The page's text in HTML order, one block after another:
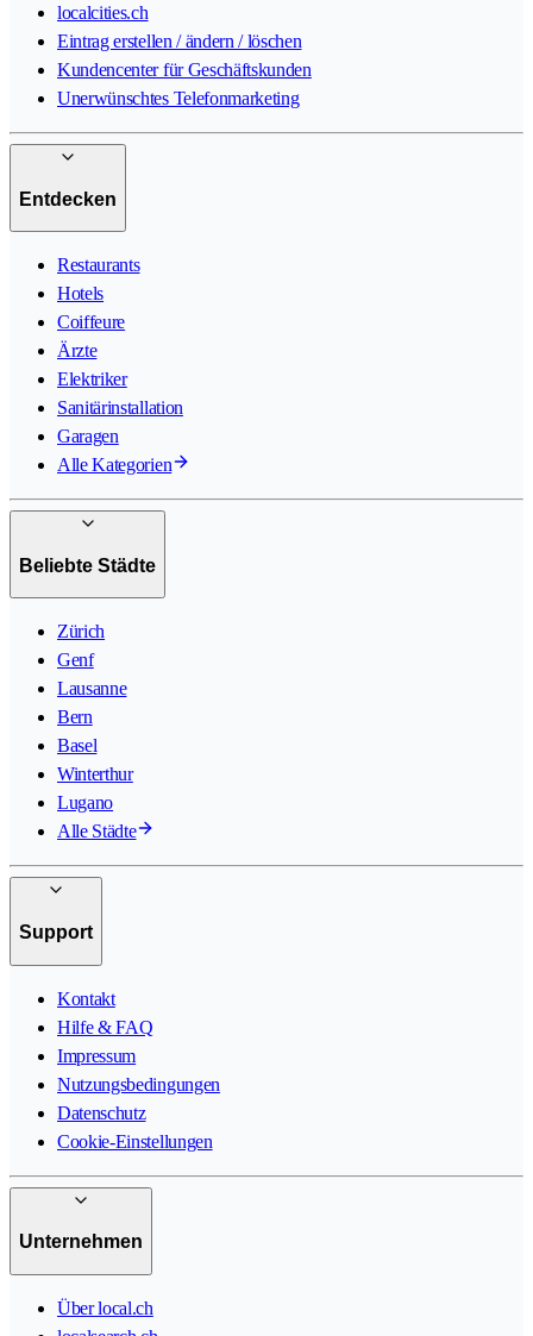
localcities.ch
Eintrag erstellen / ändern / löschen
Kundencenter für Geschäftskunden
Unerwünschtes Telefonmarketing
Entdecken
Restaurants
Hotels
Coiffeure
Ärzte
Elektriker
Sanitärinstallation
Garagen
Alle Kategorien
Beliebte Städte
Zürich
Genf
Lausanne
Bern
Basel
Winterthur
Lugano
Alle Städte
Support
Kontakt
Hilfe & FAQ
Impressum
Nutzungsbedingungen
Datenschutz
Cookie-Einstellungen
Unternehmen
Über local.ch